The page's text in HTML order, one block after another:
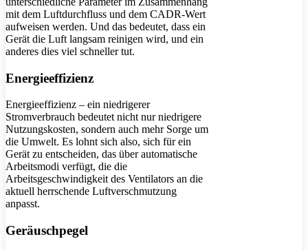
mit dem Luftdurchfluss und dem CADR-Wert
aufweisen werden. Und das bedeutet, dass ein
Gerät die Luft langsam reinigen wird, und ein
anderes dies viel schneller tut.
Energieeffizienz
Energieeffizienz – ein niedrigerer
Stromverbrauch bedeutet nicht nur niedrigere
Nutzungskosten, sondern auch mehr Sorge um
die Umwelt. Es lohnt sich also, sich für ein
Gerät zu entscheiden, das über automatische
Arbeitsmodi verfügt, die die
Arbeitsgeschwindigkeit des Ventilators an die
aktuell herrschende Luftverschmutzung
anpasst.
Geräuschpegel